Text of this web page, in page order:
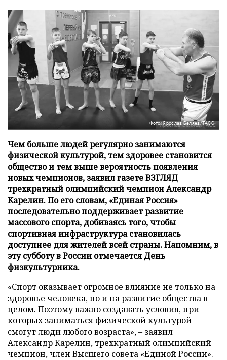
Фото: Ярослав Беляев/ТАСС
Чем больше людей регулярно занимаются
физической культурой, тем здоровее становится
общество и тем выше вероятность появления
новых чемпионов, заявил газете ВЗГЛЯД
трехкратный олимпийский чемпион Александр
Карелин. По его словам, «Единая Россия»
последовательно поддерживает развитие
массового спорта, добиваясь того, чтобы
спортивная инфраструктура становилась
доступнее для жителей всей страны. Напомним, в
эту субботу в России отмечается День
физкультурника.
«Спорт оказывает огромное влияние не только на
здоровье человека, но и на развитие общества в
целом. Поэтому важно создавать условия, при
которых заниматься физической культурой
смогут люди любого возраста», – заявил
Александр Карелин, трехкратный олимпийский
чемпион, член Высшего совета «Единой России».